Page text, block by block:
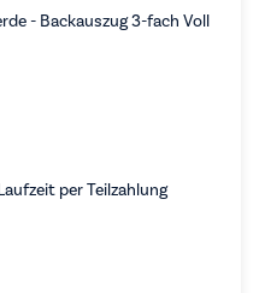
- Backauszug 3-fach Voll
per Teilzahlung